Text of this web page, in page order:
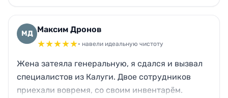
уже после ухода. Но в целом довольна: квартира
задышала, нет того строительного запаха.
МД Максим Дронов
★★★★★• навели идеальную чистоту
Жена затеяла генеральную, я сдался и вызвал
специалистов из Калуги. Двое сотрудников
приехали вовремя, со своим инвентарём.